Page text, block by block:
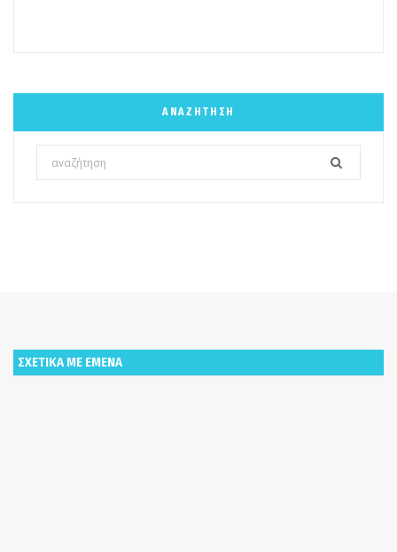
ΑΝΑΖΉΤΗΣΗ
Search
for:
ΣΧΕΤΙΚΑ ΜΕ ΕΜΕΝΑ